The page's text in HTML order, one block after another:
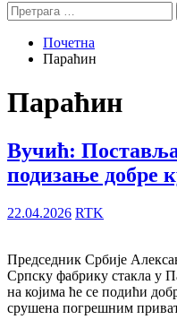
Претрага
за:
Почетна
Параћин
Параћин
Вучић:
подизање добре
22.04.2026 RTK
Председник Србије
Српску фабрику стакла у
на којима ће се подићи
срушена погрешним